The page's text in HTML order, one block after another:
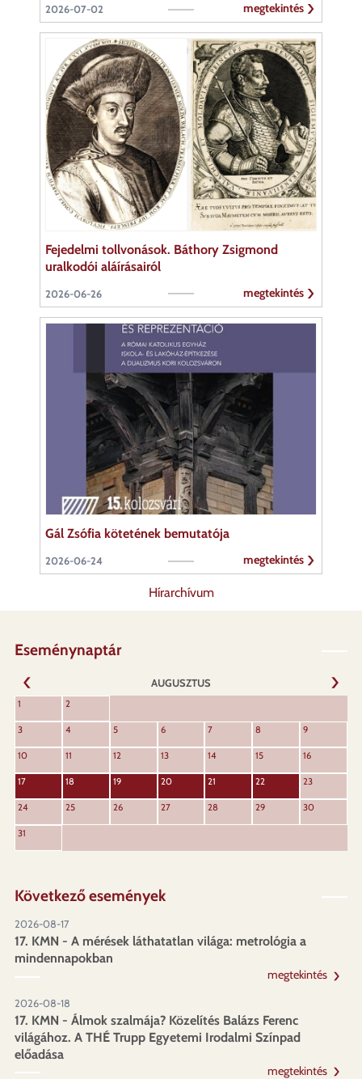
2026-07-02 megtekintés
Fejedelmi tollvonások. Báthory Zsigmond
uralkodói aláírásairól
2026-06-26 megtekintés
Gál Zsófia kötetének bemutatója
2026-06-24 megtekintés
Hírarchívum
Eseménynaptár
ELŐZŐ
AUGUSZTUS
1 2
3 4 5 6 7 8 9
10 11 12 13 14 15 16
17 18 19 20 21 22 23
24 25 26 27 28 29 30
31
Következő események
2026-08-17
17. KMN - A mérések láthatatlan világa: metrológia a
mindennapokban
megtekintés
2026-08-18
17. KMN - Álmok szalmája? Közelítés Balázs Ferenc
világához. A THÉ Trupp Egyetemi Irodalmi Színpad
előadása
megtekintés